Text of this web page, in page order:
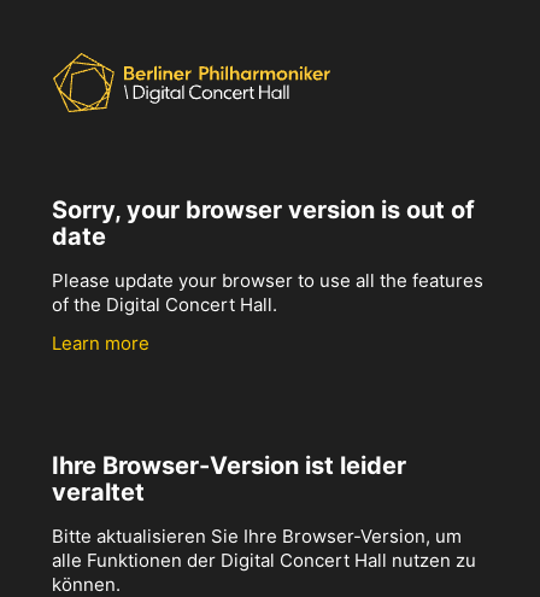
Sorry, your browser version is out of
date
Please update your browser to use all the features
of the Digital Concert Hall.
Learn more
Ihre Browser-Version ist leider
veraltet
Bitte aktualisieren Sie Ihre Browser-Version, um
alle Funktionen der Digital Concert Hall nutzen zu
können.